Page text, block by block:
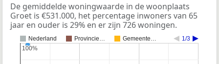
De gemiddelde woningwaarde in de woonplaats
Groet is €531.000, het percentage inwoners van 65
jaar en ouder is 29% en er zijn 726 woningen.
Nederland Provincie… Gemeente… 1/3
100%
100%